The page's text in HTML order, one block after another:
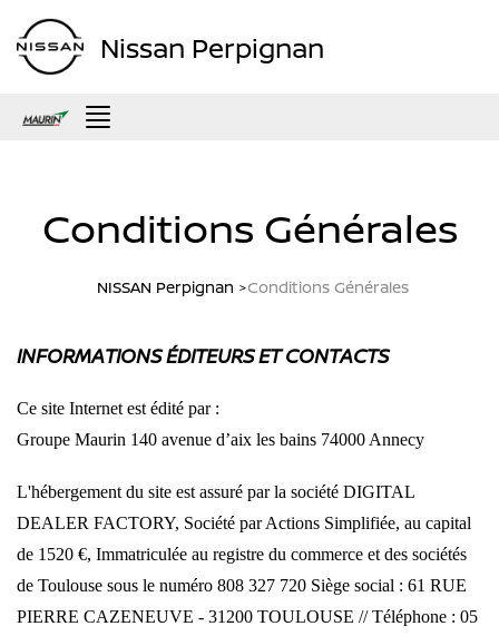
Nissan Perpignan
Menu
Conditions Générales
NISSAN Perpignan Conditions Générales
INFORMATIONS ÉDITEURS ET CONTACTS
Ce site Internet est édité par :
Groupe Maurin 140 avenue d’aix les bains 74000 Annecy
L'hébergement du site est assuré par la société DIGITAL
DEALER FACTORY, Société par Actions Simplifiée, au capital
de 1520 €, Immatriculée au registre du commerce et des sociétés
de Toulouse sous le numéro 808 327 720 Siège social : 61 RUE
PIERRE CAZENEUVE - 31200 TOULOUSE // Téléphone : 05